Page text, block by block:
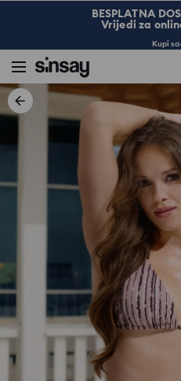
BESPLATNA
Vrijedi za
Kupi